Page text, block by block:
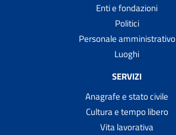
Enti e fondazioni
Politici
Personale amministrativo
Luoghi
SERVIZI
Anagrafe e stato civile
Cultura e tempo libero
Vita lavorativa